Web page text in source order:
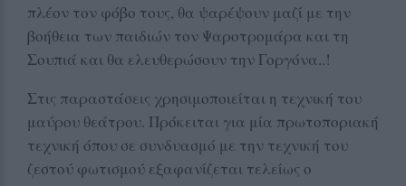
πλέον τον φόβο τους, θα ψαρέψουν μαζί με την
βοήθεια των παιδιών τον Ψαροτρομάρα και τη
Σουπιά και θα ελευθερώσουν την Γοργόνα..!
Στις παραστάσεις χρησιμοποιείται η τεχνική του
μαύρου θεάτρου. Πρόκειται για μία πρωτοποριακή
τεχνική όπου σε συνδυασμό με την τεχνική του
ζεστού φωτισμού εξαφανίζεται τελείως ο